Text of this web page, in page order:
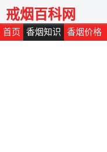
首页 香烟知识 香烟价格
戒烟百科网